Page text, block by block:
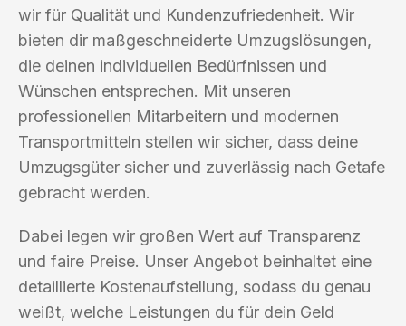
wir für Qualität und Kundenzufriedenheit. Wir
bieten dir maßgeschneiderte Umzugslösungen,
die deinen individuellen Bedürfnissen und
Wünschen entsprechen. Mit unseren
professionellen Mitarbeitern und modernen
Transportmitteln stellen wir sicher, dass deine
Umzugsgüter sicher und zuverlässig nach Getafe
gebracht werden.
Dabei legen wir großen Wert auf Transparenz
und faire Preise. Unser Angebot beinhaltet eine
detaillierte Kostenaufstellung, sodass du genau
weißt, welche Leistungen du für dein Geld